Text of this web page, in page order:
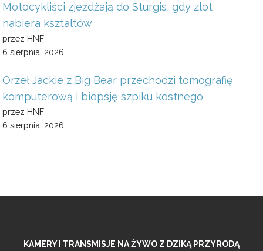
Motocykliści zjeżdżają do Sturgis, gdy zlot
nabiera kształtów
przez HNF
6 sierpnia, 2026
Orzeł Jackie z Big Bear przechodzi tomografię
komputerową i biopsję szpiku kostnego
przez HNF
6 sierpnia, 2026
KAMERY I TRANSMISJE NA ŻYWO Z DZIKĄ PRZYRODĄ